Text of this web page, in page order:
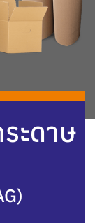
ะดาษ